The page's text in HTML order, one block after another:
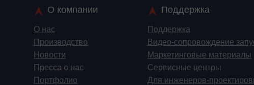
О компании
О нас
Производство
Новости
Пресса о нас
Портфолио
Поддержка
Поддержка
Видео-сопровождение
Маркетинговые материалы
Сервисные центры
Для инженеров-